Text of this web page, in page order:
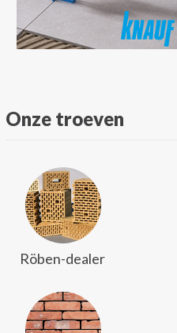
Onze troeven
Röben-dealer